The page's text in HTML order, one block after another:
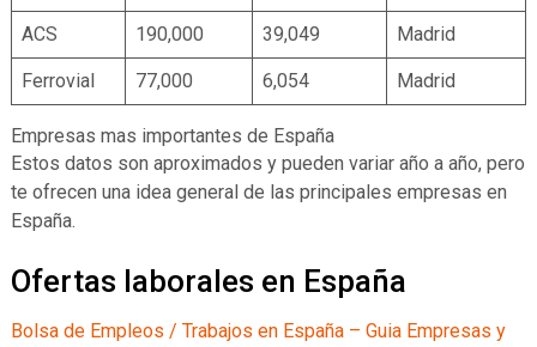
ACS 190,000 39,049 Madrid
Ferrovial 77,000 6,054 Madrid
Empresas mas importantes de España
Estos datos son aproximados y pueden variar año a año, pero
te ofrecen una idea general de las principales empresas en
España.
Ofertas laborales en España
Bolsa de Empleos / Trabajos en España – Guia Empresas y